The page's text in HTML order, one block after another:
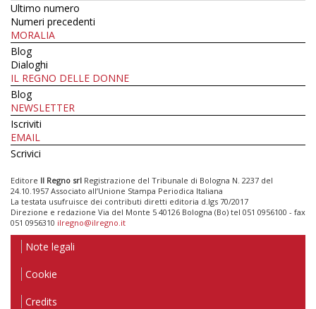
Ultimo numero
Numeri precedenti
MORALIA
Blog
Dialoghi
IL REGNO DELLE DONNE
Blog
NEWSLETTER
Iscriviti
EMAIL
Scrivici
Editore Il Regno srl Registrazione del Tribunale di Bologna N. 2237 del
24.10.1957 Associato all’Unione Stampa Periodica Italiana
La testata usufruisce dei contributi diretti editoria d.lgs 70/2017
Direzione e redazione Via del Monte 5 40126 Bologna (Bo) tel 051 0956100 - fax
051 0956310 ilregno@ilregno.it
Note legali
Cookie
Credits